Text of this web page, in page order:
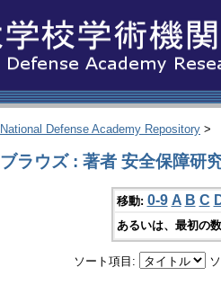
National Defense Academy Repository >
ブラウズ : 著者 安全保障研
移動: 0-9 A B C
あるいは、最初の
ソート項目: